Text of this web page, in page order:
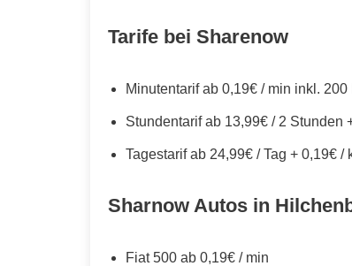
Tarife bei Sharenow
Minutentarif ab 0,19€ / min inkl.
Stundentarif ab 13,99€ / 2 Stunden
Tagestarif ab 24,99€ / Tag + 0,19€
Sharnow Autos in
Fiat 500 ab 0,19€ / min